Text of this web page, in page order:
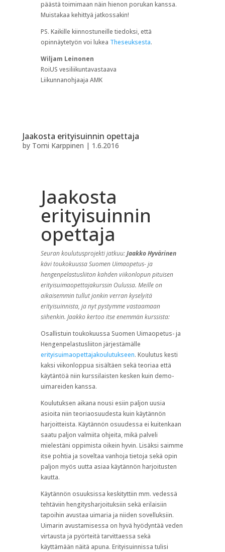
päästä toimimaan näin hienon porukan kanssa.
Muistakaa kehittyä jatkossakin!
PS. Kaikille kiinnostuneille tiedoksi, että
opinnäytetyön voi lukea Theseuksesta.
Wiljam Leinonen
RoiUS vesiliikuntavastaava
Liikunnanohjaaja AMK
Jaakosta erityisuinnin opettaja
by Tomi Karppinen | 1.6.2016
Jaakosta
erityisuinnin
opettaja
Seuran koulutusprojekti jatkuu:Jaakko Hyvärinen
kävi toukokuussa Suomen Uimaopetus- ja
hengenpelastusliiton kahden viikonlopun pituisen
erityisuimaopettajakurssin Oulussa. Meille on
aikaisemmin tullut jonkin verran kyselyitä
erityisuinnista, ja nyt pystymme vastaamaan
siihenkin. Jaakko kertoo itse enemmän kurssista:
Osallistuin toukokuussa Suomen Uimaopetus- ja
Hengenpelastusliiton järjestämälle
erityisuimaopettajakoulutukseen. Koulutus kesti
kaksi viikonloppua sisältäen sekä teoriaa että
käytäntöä niin kurssilaisten kesken kuin demo-
uimareiden kanssa.
Koulutuksen aikana nousi esiin paljon uusia
asioita niin teoriaosuudesta kuin käytännön
harjoitteista. Käytännön osuudessa ei kuitenkaan
saatu paljon valmiita ohjeita, mikä palveli
mielestäni oppimista oikein hyvin. Lisäksi saimme
itse pohtia ja soveltaa vanhoja tietoja sekä opin
paljon myös uutta asiaa käytännön harjoitusten
kautta.
Käytännön osuuksissa keskityttiin mm. vedessä
tehtäviin hengitysharjoituksiin sekä erilaisiin
tapoihin avustaa uimaria ja niiden sovelluksiin.
Uimarin avustamisessa on hyvä hyödyntää veden
virtausta ja pyörteitä tarvittaessa sekä
käyttämään näitä apuna. Erityisuinnissa tulisi